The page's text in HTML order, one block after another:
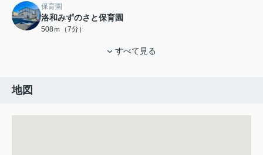
保育園
洛和みずのさと保育園
508ｍ（7分）
すべて見る
地図